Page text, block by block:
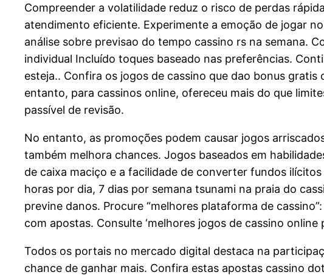
Compreender a volatilidade reduz o risco de perdas
atendimento eficiente. Experimente a emoção de jogar
análise sobre previsao do tempo cassino rs na semana.
individual Incluído toques baseado nas preferências.
esteja.. Confira os jogos de cassino que dao bonus
entanto, para cassinos online, ofereceu mais do que
passível de revisão.
No entanto, as promoções podem causar jogos
também melhora chances. Jogos baseados em
de caixa maciço e a facilidade de converter fundos
horas por dia, 7 dias por semana tsunami na praia do
previne danos. Procure “melhores plataforma de
com apostas. Consulte ‘melhores jogos de cassino
Todos os portais no mercado digital destaca na
chance de ganhar mais. Confira estas apostas cassino